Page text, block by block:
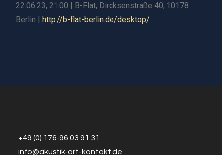
22.06.23, 21:00 | B-Flat, Dircksenstraße 40, 10178
Berlin |http://b-flat-berlin.de/desktop/
+49 (0) 176-96 03 91 31
info@akustik-art-kontakt.de